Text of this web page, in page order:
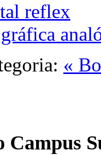
reflex
«
Campus